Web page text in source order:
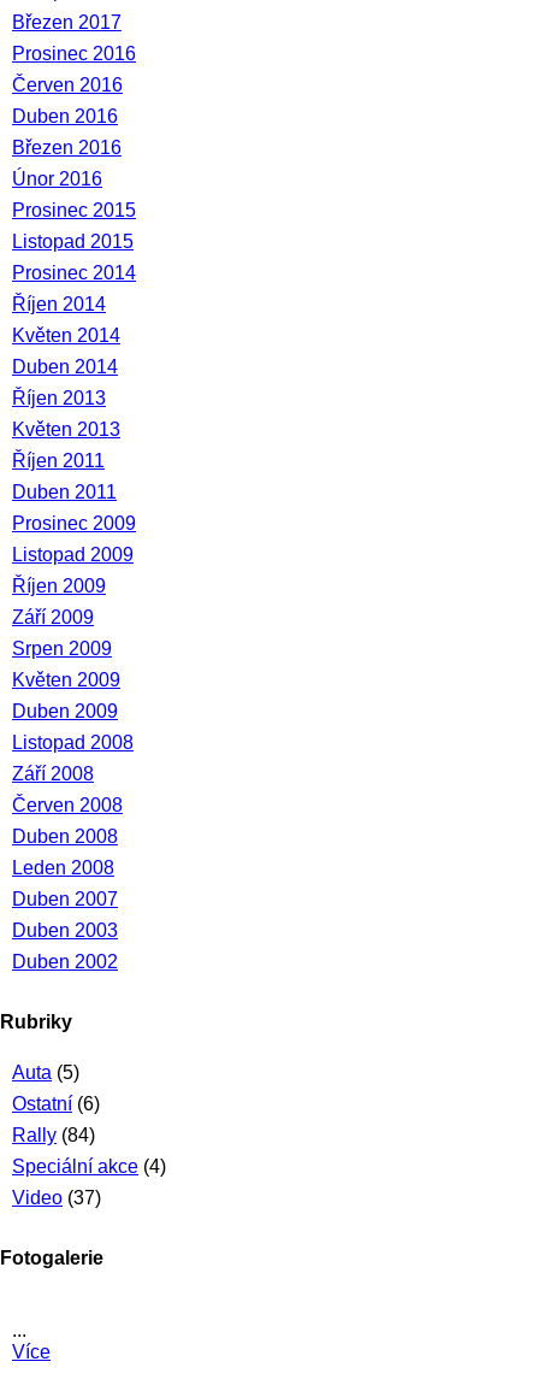
Březen 2017
Prosinec 2016
Červen 2016
Duben 2016
Březen 2016
Únor 2016
Prosinec 2015
Listopad 2015
Prosinec 2014
Říjen 2014
Květen 2014
Duben 2014
Říjen 2013
Květen 2013
Říjen 2011
Duben 2011
Prosinec 2009
Listopad 2009
Říjen 2009
Září 2009
Srpen 2009
Květen 2009
Duben 2009
Listopad 2008
Září 2008
Červen 2008
Duben 2008
Leden 2008
Duben 2007
Duben 2003
Duben 2002
Rubriky
Auta (5)
Ostatní (6)
Rally (84)
Speciální akce (4)
Video (37)
Fotogalerie
...
Více